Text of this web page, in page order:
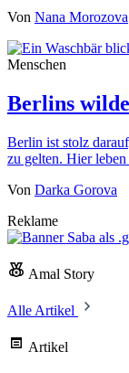
Von Nana Morozova
Menschen
Berlins
Berlin ist stolz
zu gelten. Hier
Von Darka Gorova
Reklame
Amal Story
Alle Artikel
Artikel